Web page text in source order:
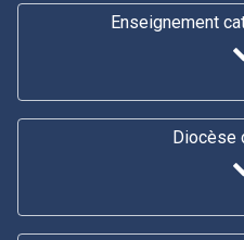
Enseignement
Diocèse